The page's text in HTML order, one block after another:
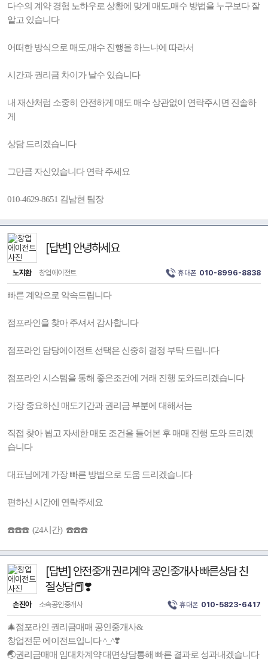
다수의 계약 경험 노하우로 상황에 맞게 매도,매수 방법을 누구보다 잘
알고 있습니다
어떠한 방식으로 매도,매수 진행을 하느냐에 따라서
시간과 권리금 차이가 날수 있습니다
내 재산처럼 소중히 안전하게 매도 매수 상관없이 연락주시면 진솔하
게
상담 드리겠습니다
그만큼 자신있습니다 연락 주세요
010-4629-8651 김남현 팀장
[답변] 안녕하세요
노지환 창업에이전트 휴대폰 010-8996-8838
빠른 계약으로 약속드립니다
점포라인을 찾아 주셔서 감사합니다
점포라인 담당에이전트 선택은 신중히 결정 부탁 드립니다
점포라인 시스템을 통해 좋은조건에 거래 진행 도와드리겠습니다
가장 중요하신 매도기간과 권리금 부분에 대해서는
직접 찾아 뵙고 자세한 매도 조건을 들어본 후 매매 진행 도와 드리겠
습니다
대표님에게 가장 빠른 방법으로 도움 드리겠습니다
편하신 시간에 연락주세요
☎️☎️☎️ (24시간) ☎️☎️☎️
[답변] 안전중개 권리계약 공인중개사 빠른상담 친
절상담📕❣️
손진아 소속공인중개사 휴대폰 010-5823-6417
🎄점포라인 권리금매매 공인중개사&
창업전문 에이전트입니다 ^_^❣️
🌏권리금매매 임대차계약 대면상담통해 빠른 결과로 성과내겠습니다